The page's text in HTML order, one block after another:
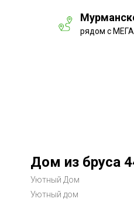
рядом с
Дом из бруса
Уютный Дом
Уютный дом